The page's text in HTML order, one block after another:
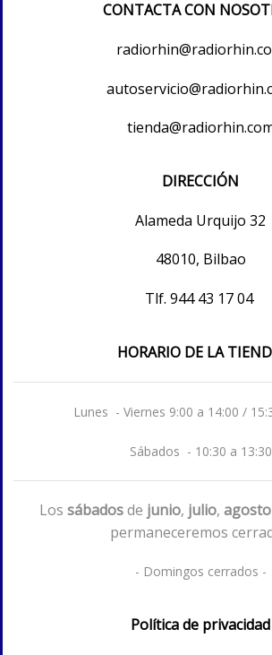
CONTACTA CON
DIRECCIÓN
Alameda Urquijo 32
48010, Bilbao
Tlf. 944 43 17 04
HORARIO DE LA
Lunes - Viernes 9:00 a 14:00 /
Sábados - 10:30 a 13:30
Los sábadosde junio, julio, agosto
permaneceremos
- Domingos cerrados -
Política de privacidad